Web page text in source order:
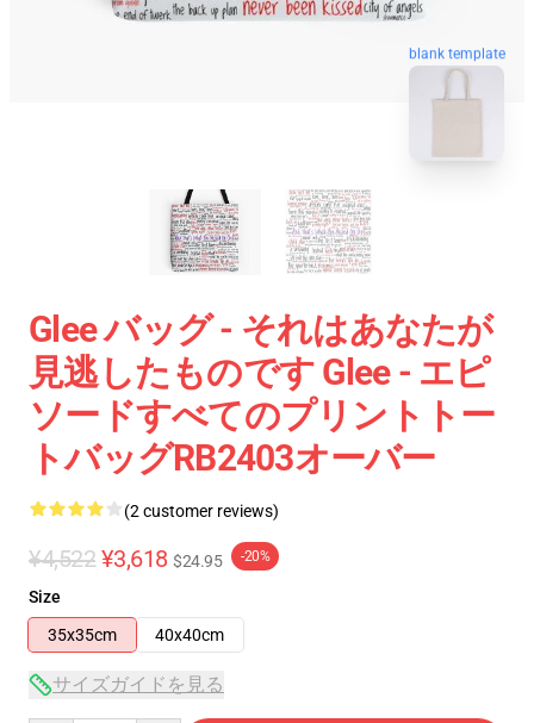
blank template
Glee バッグ - それはあなたが
見逃したものです Glee - エピ
ソードすべてのプリントトー
トバッグRB2403オーバー
(2 customer reviews)
¥4,522 ¥3,618 $24.95 -20%
Size
35x35cm
40x40cm
サイズガイドを見る